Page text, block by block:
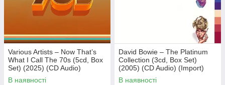
Various Artists – Now That’s
What I Call The 70s (5cd, Box
Set) (2025) (CD Audio)
(Import)
В наявності
David Bowie – The Platinum
Collection (3cd, Box Set)
(2005) (CD Audio) (Import)
В наявності